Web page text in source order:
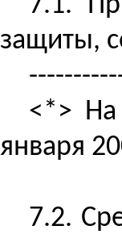
защиты,
<*> На
января
7.2.